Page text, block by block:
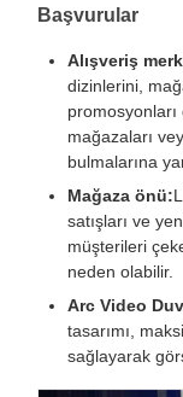
Başvurular
Alışveriş
dizinlerini,
promosyonları
mağazaları
bulmalarına
Mağaza önü:
satışları ve
müşterileri
neden olabilir.
Arc Video
tasarımı,
sağlayarak